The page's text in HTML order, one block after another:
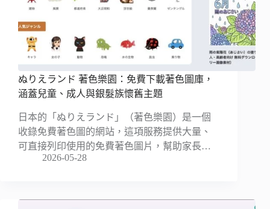
ぬりえランド 著色樂園：免費下載著色圖庫，
涵蓋兒童、成人與銀髮族懷舊主題
日本的「ぬりえランド」（著色樂園）是一個
收錄免費著色圖的網站，這項服務提供大量、
可直接列印使用的免費著色圖片，幫助家長…
2026-05-28